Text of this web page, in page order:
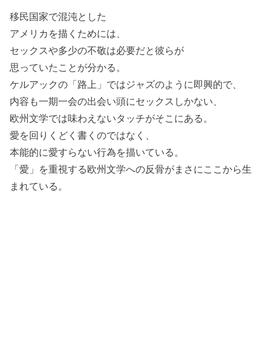
移民国家で混沌とした
アメリカを描くためには、
セックスや多少の不敬は必要だと彼らが
思っていたことが分かる。
ケルアックの「路上」ではジャズのように即興的で、
内容も一期一会の出会い頭にセックスしかない、
欧州文学では味わえないタッチがそこにある。
愛を回りくどく書くのではなく、
本能的に愛すらない行為を描いている。
「愛」を重視する欧州文学への反骨がまさにここから生
まれている。